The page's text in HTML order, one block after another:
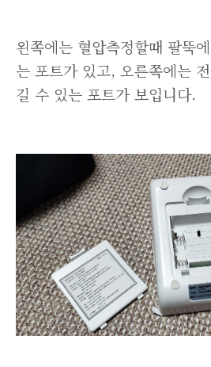
왼쪽에는 혈압측정할때 팔뚝
는 포트가 있고, 오른쪽에는
길 수 있는 포트가 보입니다.